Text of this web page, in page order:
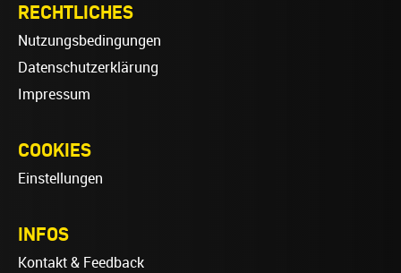
RECHTLICHES
Nutzungsbedingungen
Datenschutzerklärung
Impressum
COOKIES
Einstellungen
INFOS
Kontakt & Feedback